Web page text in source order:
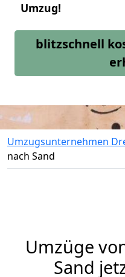
Umzug!
blitzschnell
Umzugsunternehmen
nach Sand
Umzüge
Sand